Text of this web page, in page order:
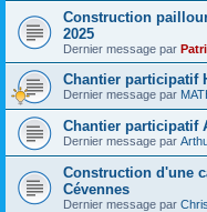
Construction
2025
Dernier message par
Chantier participatif
Dernier message par
Chantier participatif
Dernier message par
Construction d'une
Cévennes
Dernier message par